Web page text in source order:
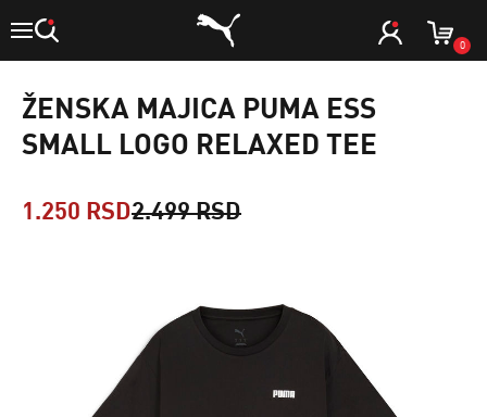
0
ŽENSKA MAJICA PUMA ESS
SMALL LOGO RELAXED TEE
1.250 RSD2.499 RSD